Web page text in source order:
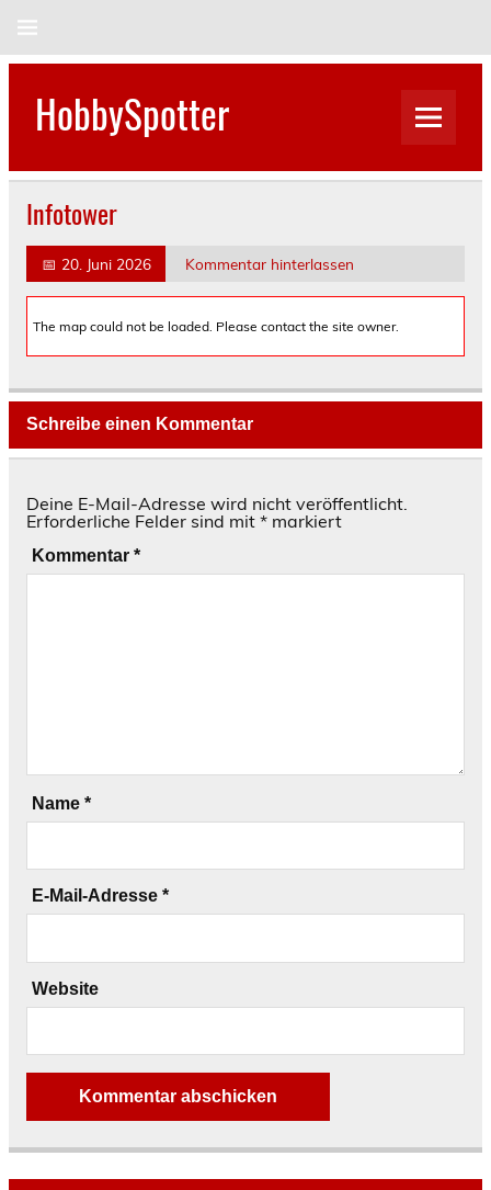
HobbySpotter
Infotower
📅 20. Juni 2026 Kommentar hinterlassen
The map could not be loaded. Please contact the site owner.
Schreibe einen Kommentar
Deine E-Mail-Adresse wird nicht veröffentlicht.
Erforderliche Felder sind mit * markiert
Kommentar *
Name *
E-Mail-Adresse *
Website